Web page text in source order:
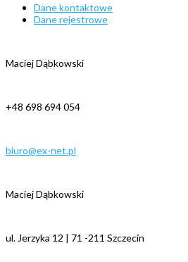
Dane kontaktowe
Dane rejestrowe
Maciej Dąbkowski
+48 698 694 054
biuro@ex-net.pl
Maciej Dąbkowski
ul. Jerzyka 12 | 71 -211 Szczecin